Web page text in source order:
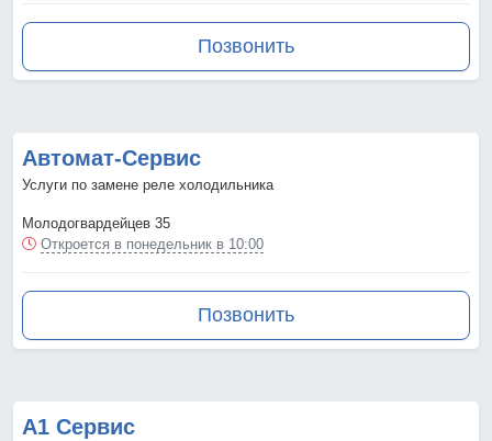
Позвонить
Автомат-Сервис
Услуги по замене реле холодильника
Молодогвардейцев 35
Откроется в понедельник в 10:00
Позвонить
А1 Сервис